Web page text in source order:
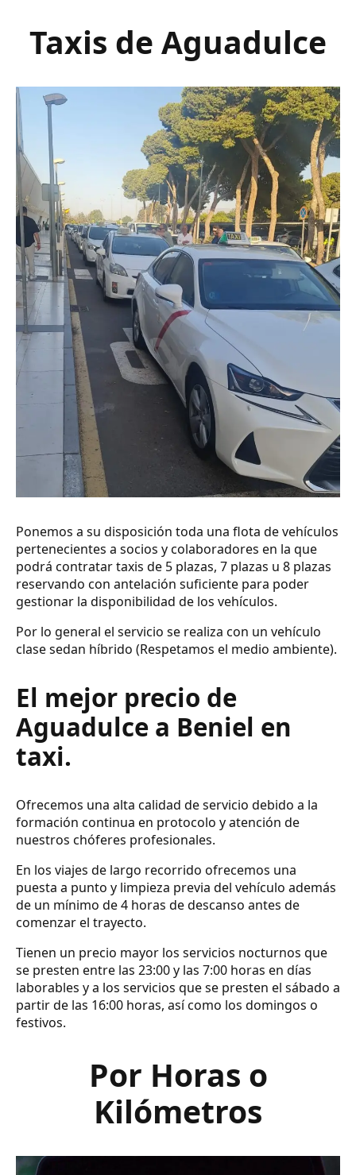
Taxis de Aguadulce
Ponemos a su disposición toda una flota de vehículos
pertenecientes a socios y colaboradores en la que
podrá contratar taxis de 5 plazas, 7 plazas u 8 plazas
reservando con antelación suficiente para poder
gestionar la disponibilidad de los vehículos.
Por lo general el servicio se realiza con un vehículo
clase sedan híbrido (Respetamos el medio ambiente).
El mejor precio de
Aguadulce a Beniel en
taxi.
Ofrecemos una alta calidad de servicio debido a la
formación continua en protocolo y atención de
nuestros chóferes profesionales.
En los viajes de largo recorrido ofrecemos una
puesta a punto y limpieza previa del vehículo además
de un mínimo de 4 horas de descanso antes de
comenzar el trayecto.
Tienen un precio mayor los servicios nocturnos que
se presten entre las 23:00 y las 7:00 horas en días
laborables y a los servicios que se presten el sábado a
partir de las 16:00 horas, así como los domingos o
festivos.
Por Horas o
Kilómetros